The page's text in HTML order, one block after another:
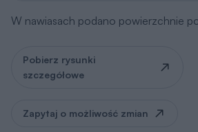
W nawiasach podano powierzchnie
Pobierz rysunki
szczegółowe
Zapytaj o możliwość zmian